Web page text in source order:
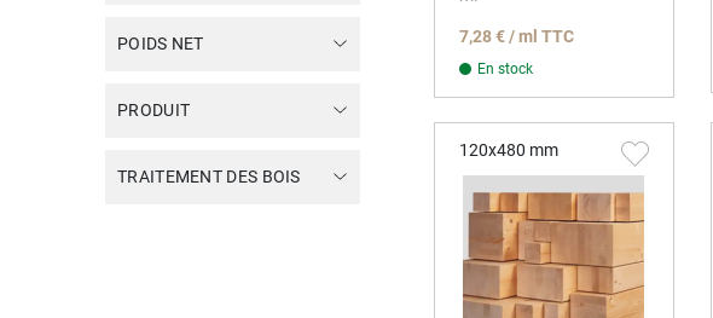
7,28 € / ml TTC
En stock
120x480 mm
POIDS NET
PRODUIT
TRAITEMENT DES BOIS